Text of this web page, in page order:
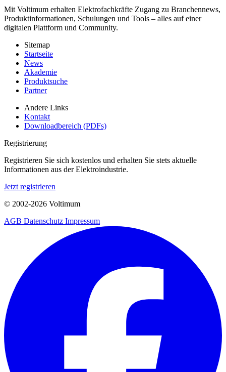
Mit Voltimum erhalten Elektrofachkräfte Zugang zu Branchennews,
Produktinformationen, Schulungen und Tools – alles auf einer
digitalen Plattform und Community.
Sitemap
Startseite
News
Akademie
Produktsuche
Partner
Andere Links
Kontakt
Downloadbereich (PDFs)
Registrierung
Registrieren Sie sich kostenlos und erhalten Sie stets aktuelle
Informationen aus der Elektroindustrie.
Jetzt registrieren
© 2002-2026 Voltimum
AGB Datenschutz Impressum